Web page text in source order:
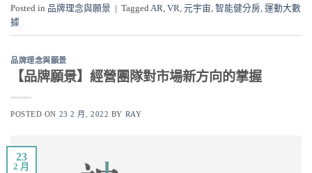
Posted in 品牌理念與願景 Tagged AR, VR, 元宇宙, 智能健分房, 運動大數
據
品牌理念與願景
【品牌願景】經營團隊對市場新方向的掌握
POSTED ON 23 2 月, 2022 BY RAY
23
2 月